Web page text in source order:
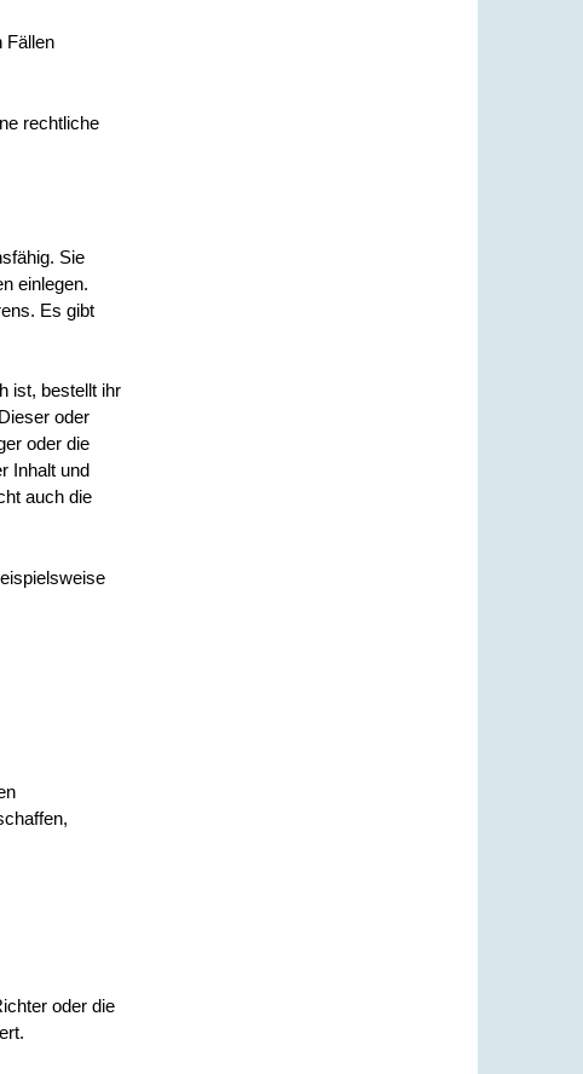
Fällen
rechtliche
Sie
einlegen.
Es gibt
ist, bestellt ihr
Dieser oder
oder die
Inhalt und
auch die
oder die